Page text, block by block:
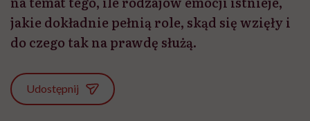
jakie dokładnie pełnią role, skąd się wzięły i
do czego tak na prawdę służą.
Udostępnij